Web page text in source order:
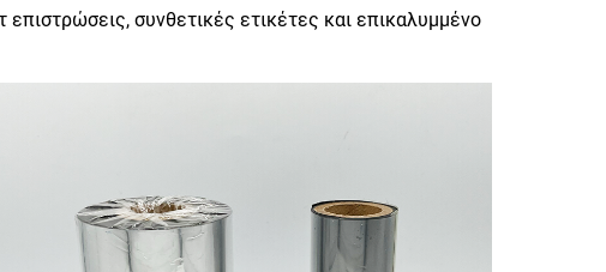
συνθετικές ετικέτες και επικαλυμμένο